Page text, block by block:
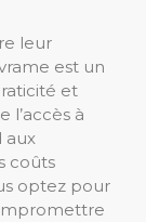
leur
est un
et
l’accès à
aux
coûts
optez pour